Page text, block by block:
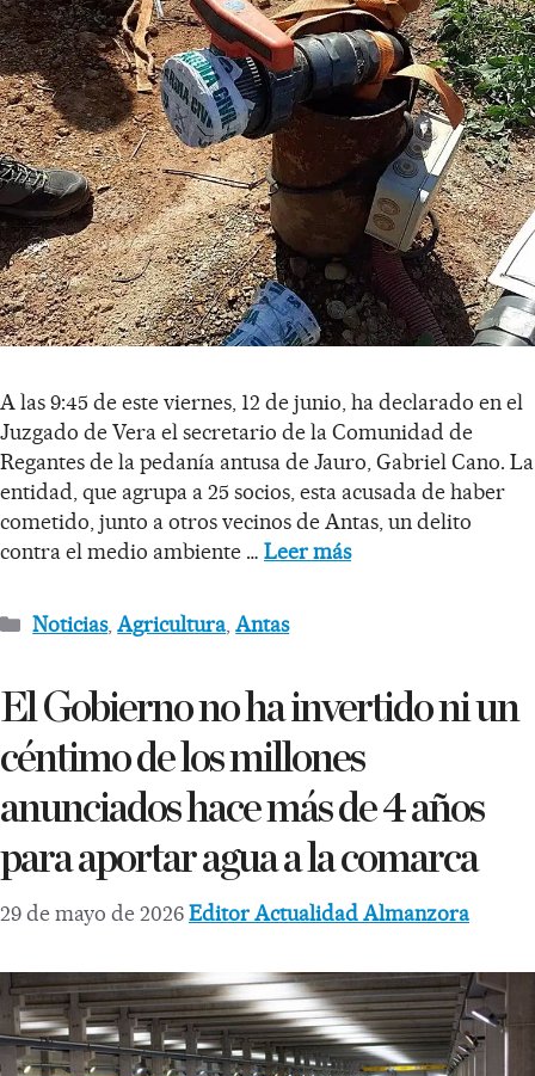
A las 9:45 de este viernes, 12 de junio, ha declarado en el
Juzgado de Vera el secretario de la Comunidad de
Regantes de la pedanía antusa de Jauro, Gabriel Cano. La
entidad, que agrupa a 25 socios, esta acusada de haber
cometido, junto a otros vecinos de Antas, un delito
contra el medio ambiente … Leer más
Noticias,Agricultura,Antas
El Gobierno no ha invertido ni un
céntimo de los millones
anunciados hace más de 4 años
para aportar agua a la comarca
29 de mayo de 2026Editor Actualidad Almanzora